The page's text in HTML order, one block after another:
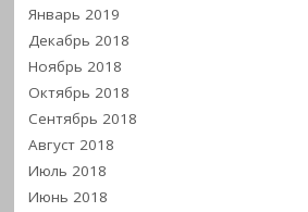
Январь 2019
Декабрь 2018
Ноябрь 2018
Октябрь 2018
Сентябрь 2018
Август 2018
Июль 2018
Июнь 2018